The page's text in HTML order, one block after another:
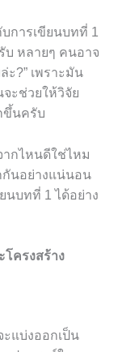
การเขียนบทที่ 1
บ หลายๆ คนอาจ
ะ?” เพราะมัน
ะช่วยให้วิจัย
ขึ้นครับ
ากไหนดีใช่ไหม
กันอย่างแน่นอน
นบทที่ 1 ได้อย่าง
ครงสร้าง
แบ่งออกเป็น